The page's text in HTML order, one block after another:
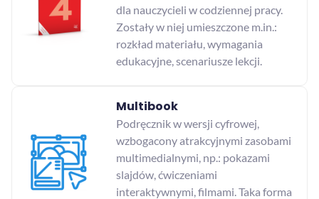
dla nauczycieli w codziennej pracy.
Zostały w niej umieszczone m.in.:
rozkład materiału, wymagania
edukacyjne, scenariusze lekcji.
Multibook
Podręcznik w wersji cyfrowej,
wzbogacony atrakcyjnymi zasobami
multimedialnymi, np.: pokazami
slajdów, ćwiczeniami
interaktywnymi, filmami. Taka forma